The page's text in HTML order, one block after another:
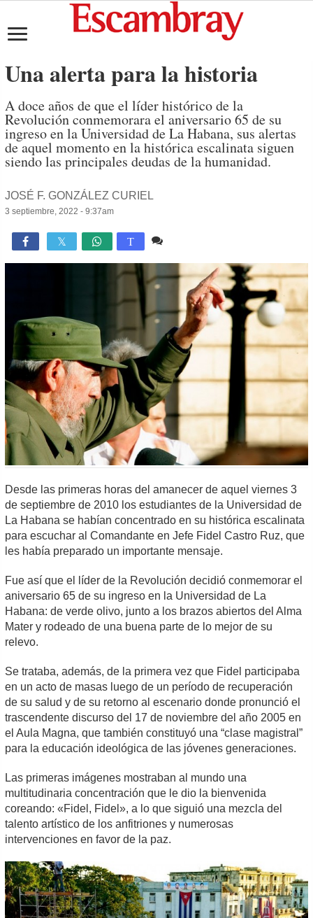
Una alerta para la historia
A doce años de que el líder histórico de la
Revolución conmemorara el aniversario 65 de su
ingreso en la Universidad de La Habana, sus alertas
de aquel momento en la histórica escalinata siguen
siendo las principales deudas de la humanidad.
JOSÉ F. GONZÁLEZ CURIEL
3 septiembre, 2022 - 9:37am
 T
Desde las primeras horas del amanecer de aquel viernes 3
de septiembre de 2010 los estudiantes de la Universidad de
La Habana se habían concentrado en su histórica escalinata
para escuchar al Comandante en Jefe Fidel Castro Ruz, que
les había preparado un importante mensaje.
Fue así que el líder de la Revolución decidió conmemorar el
aniversario 65 de su ingreso en la Universidad de La
Habana: de verde olivo, junto a los brazos abiertos del Alma
Mater y rodeado de una buena parte de lo mejor de su
relevo.
Se trataba, además, de la primera vez que Fidel participaba
en un acto de masas luego de un período de recuperación
de su salud y de su retorno al escenario donde pronunció el
trascendente discurso del 17 de noviembre del año 2005 en
el Aula Magna, que también constituyó una “clase magistral”
para la educación ideológica de las jóvenes generaciones.
Las primeras imágenes mostraban al mundo una
multitudinaria concentración que le dio la bienvenida
coreando: «Fidel, Fidel», a lo que siguió una mezcla del
talento artístico de los anfitriones y numerosas
intervenciones en favor de la paz.